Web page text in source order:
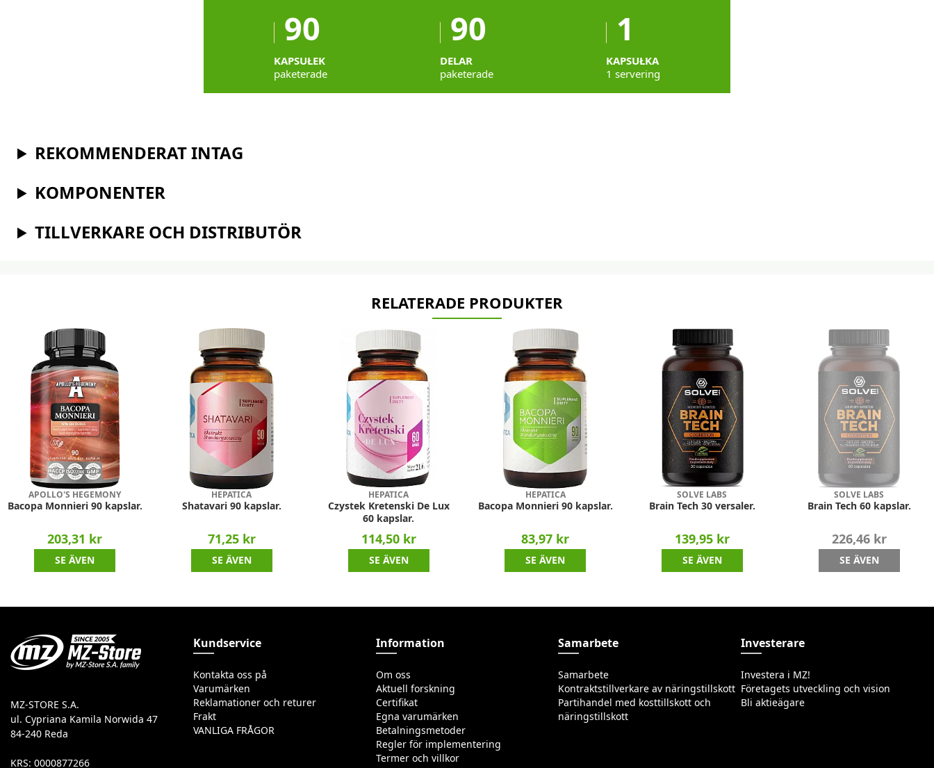
90
KAPSUŁEK
paketerade
90
DELAR
paketerade
1
KAPSUŁKA
1 servering
REKOMMENDERAT INTAG
KOMPONENTER
TILLVERKARE OCH DISTRIBUTÖR
RELATERADE PRODUKTER
APOLLO'S HEGEMONY
Bacopa Monnieri 90 kapslar.
203,31 kr
SE ÄVEN
HEPATICA
Shatavari 90 kapslar.
71,25 kr
SE ÄVEN
HEPATICA
Czystek Kretenski De Lux
60 kapslar.
114,50 kr
SE ÄVEN
HEPATICA
Bacopa Monnieri 90 kapslar.
83,97 kr
SE ÄVEN
SOLVE LABS
Brain Tech 30 versaler.
139,95 kr
SE ÄVEN
SOLVE LABS
Brain Tech 60 kapslar.
226,46 kr
SE ÄVEN
MZ-STORE S.A.
ul. Cypriana Kamila Norwida 47
84-240 Reda
KRS: 0000877266
Kundservice
Kontakta oss på
Varumärken
Reklamationer och returer
Frakt
VANLIGA FRÅGOR
Information
Om oss
Aktuell forskning
Certifikat
Egna varumärken
Betalningsmetoder
Regler för implementering
Termer och villkor
Samarbete
Samarbete
Kontraktstillverkare av näringstillskott
Partihandel med kosttillskott och
näringstillskott
Investerare
Investera i MZ!
Företagets utveckling och vision
Bli aktieägare